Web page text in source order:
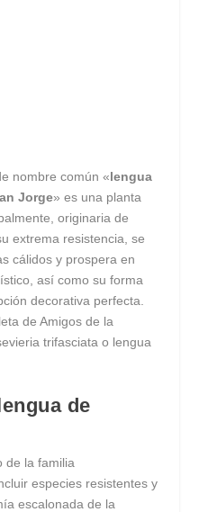
nombre común «lengua
Jorge» es una planta
originaria de
extrema resistencia, se
cálidos y prospera en
así como su forma
decorativa perfecta.
de Amigos de la
trifasciata o lengua
de
de la familia
especies resistentes y
escalonada de la